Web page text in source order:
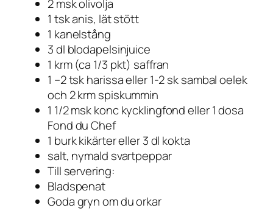
2 msk olivolja
1 tsk anis, lät stött
1 kanelstång
3 dl blodapelsinjuice
1 krm (ca 1/3 pkt) saffran
1 –2 tsk harissa eller 1-2 sk sambal oelek
och 2 krm spiskummin
1 1/2 msk konc kycklingfond eller 1 dosa
Fond du Chef
1 burk kikärter eller 3 dl kokta
salt, nymald svartpeppar
Till servering:
Bladspenat
Goda gryn om du orkar